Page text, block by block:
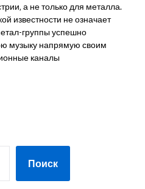
а не только для металла.
известности не означает
группы успешно
музыку напрямую своим
каналы
Поиск